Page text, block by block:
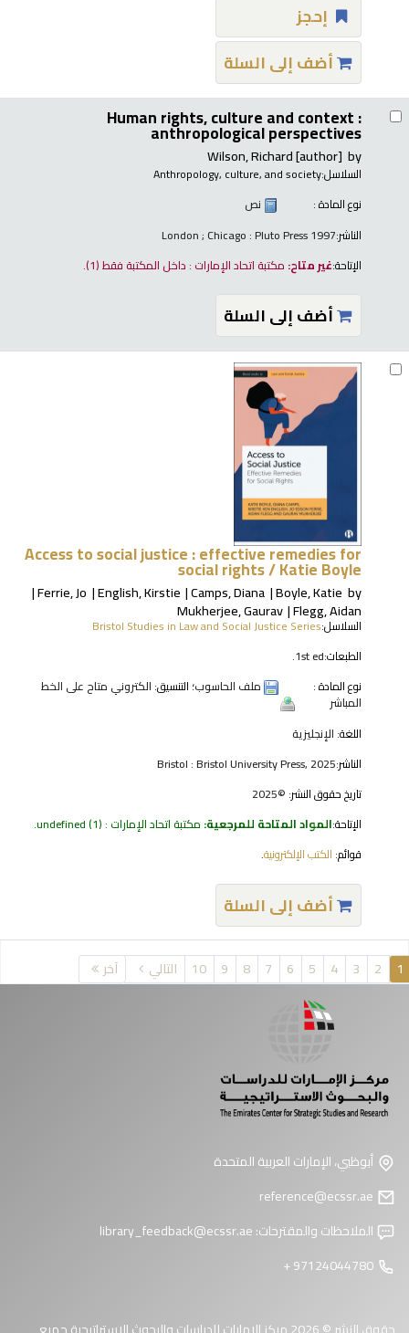
إحجز
أضف إلى السلة
Human rights, culture and context :
anthropological perspectives
by
Wilson, Richard[author]
السلاسل:Anthropology, culture, and society
نوع المادة :
نص
الناشر:London ; Chicago : Pluto Press 1997
الإتاحة:غير متاح: مكتبة اتحاد الإمارات : داخل المكتبة فقط(1).
أضف إلى السلة
Access to social justice : effective remedies for
social rights /Katie Boyle
by
Boyle, Katie
Camps, Diana
English, Kirstie
Ferrie, Jo
Flegg, Aidan
Mukherjee, Gaurav
السلاسل:Bristol Studies in Law and Social Justice Series
الطبعات:1st ed.
نوع المادة :
ملف الحاسوب؛ التنسيق: الكتروني متاح على الخط
المباشر
اللغة: الإنجليزية
الناشر:Bristol : Bristol University Press, 2025
تاريخ حقوق النشر: ©2025
الإتاحة:المواد المتاحة للمرجعية: مكتبة اتحاد الإمارات : undefined(1).
قوائم: الكتب الإلكترونية.
أضف إلى السلة
1
2
3
4
5
6
7
8
9
10 التالي آخر
أبوظبي، الإمارات العربية المتحدة
الملاحظات والمقترحات:library_feedback@ecssr.ae